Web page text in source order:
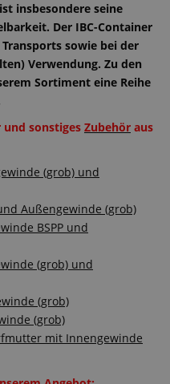
insbesondere seine
Der IBC-Container
sowie bei der
Verwendung. Zu den
Sortiment eine Reihe
und sonstiges Zubehör aus
(grob) und
Außengewinde (grob)
BSPP und
(grob) und
(grob)
(grob)
mit Innengewinde